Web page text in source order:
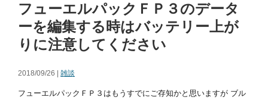
フューエルパックＦＰ３のデータ
ーを編集する時はバッテリー上が
りに注意してください
2018/09/26 | 雑談
フューエルパックＦＰ３はもうすでにご存知かと思いますが ブル